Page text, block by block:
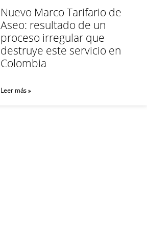
Nuevo Marco Tarifario de
Aseo: resultado de un
proceso irregular que
destruye este servicio en
Colombia
Leer más »